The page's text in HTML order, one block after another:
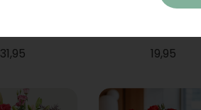
31,95
Sanseveria
19,95